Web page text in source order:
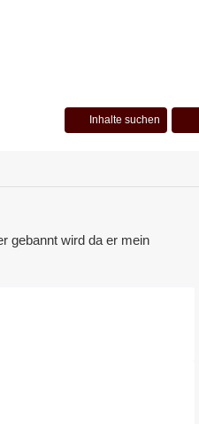
Inhalte suchen
gebannt wird da er mein